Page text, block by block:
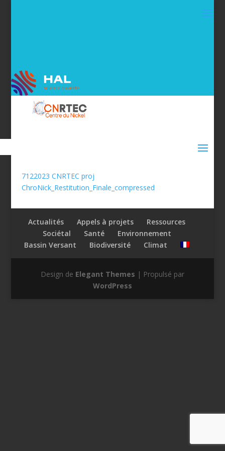
7122023 CNRTEC proj
ChroNick_Restitution_Finale_compressed
Actualités Appels à projets
Ressources
Sociétal
Santé
Environnement
Bassin Versant
Biodiversité Climat
Design de Elegant Themes | Propulsé par
WordPress